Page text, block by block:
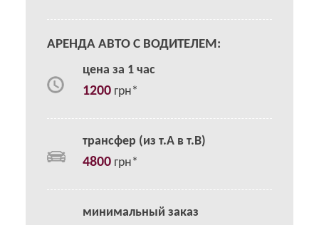
АРЕНДА АВТО С ВОДИТЕЛЕМ:
цена за 1 час
1200 грн*
трансфер (из т.А в т.В)
4800 грн*
минимальный заказ